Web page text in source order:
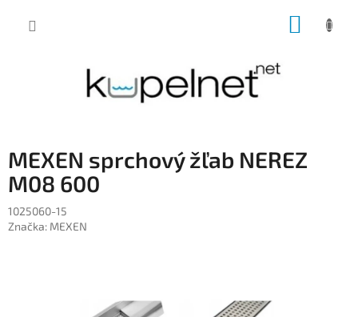
MEXEN sprchový žľab NEREZ
M08 600
1025060-15
Značka: MEXEN